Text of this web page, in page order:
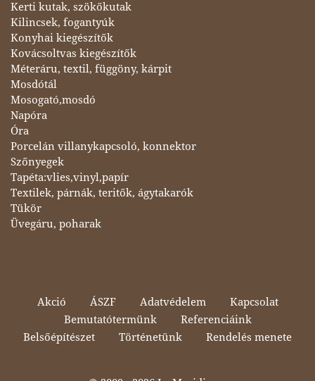
Kerti kutak, szökőkutak
Kilincsek, fogantyúk
Konyhai kiegészítők
Kovácsoltvas kiegészítők
Méteráru, textil, függöny, kárpit
Mosdótál
Mosogató,mosdó
Napóra
Óra
Porcelán villanykapcsoló, konnektor
Szőnyegek
Tapéta:vlies,vinyl,papír
Textilek, párnák, teritők, ágytakarók
Tükör
Üvegáru, poharak
Akció ÁSZF Adatvédelem
Kapcsolat
Bemutatótermünk
Referenciáink
Belsőépítészet
Történetünk Rendelés menete